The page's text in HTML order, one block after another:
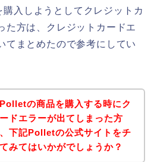
入しようとしてクレジットカ
た方は、クレジットカードエ
てまとめたので参考にしてい
の商品を購入する時にク
ドエラーが出てしまった方
下記Polletの公式サイトをチ
みてはいかがでしょうか？